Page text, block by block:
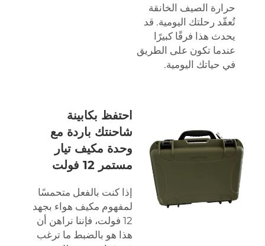
حرارة الصيف الخانقة
تُعقّد رحلتك اليومية. قد
يحدث هذا فرقًا كبيرًا
عندما تكون على الطريق
في حياتك اليومية.
احتفظ بكابينة
شاحنتك باردة مع
وحدة مكيف تيار
مستمر 12 فولت
إذا كنت بالفعل متحمسًا
لمفهوم مكيف هواء بجهد
12 فولت، فإننا نراهن أن
هذا هو بالضبط ما ترغب